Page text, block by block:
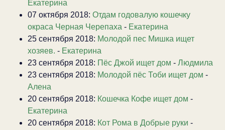
Екатерина
07 октября 2018: Отдам годовалую кошечку
окраса Черная Черепаха - Екатерина
25 сентября 2018: Молодой пес Мишка ищет
хозяев. - Екатерина
23 сентября 2018: Пёс Джой ищет дом - Людмила
23 сентября 2018: Молодой пёс Тоби ищет дом -
Алена
20 сентября 2018: Кошечка Кофе ищет дом -
Екатерина
20 сентября 2018: Кот Рома в Добрые руки -